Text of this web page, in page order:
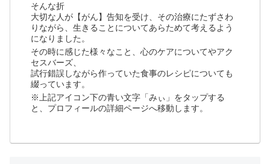
そんな折
大切な人が【がん】告知を受け、その治療にたずさわ
りながら、生きることについてあらためて考えるよう
になりました。
その時に感じた様々なこと、心のケアについてやアク
セスバーズ、
試行錯誤しながら作っていた食事のレシピについても
綴っています。
※上記アイコン下の青い文字「みぃ」をタップする
と、プロフィールの詳細ページへ移動します。